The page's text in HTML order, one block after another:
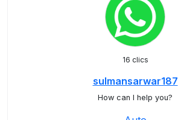
16 clics
sulmansarwar187
How can I help you?